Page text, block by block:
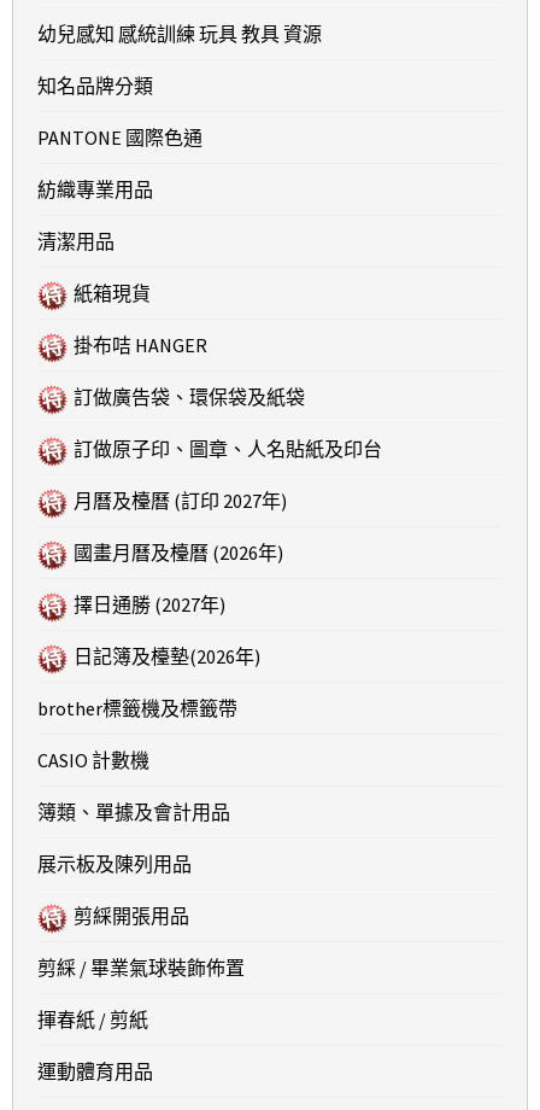
幼兒感知 感統訓練 玩具 教具 資源
知名品牌分類
PANTONE 國際色通
紡織專業用品
清潔用品
紙箱現貨
掛布咭 HANGER
訂做廣告袋、環保袋及紙袋
訂做原子印、圖章、人名貼紙及印台
月曆及檯曆 (訂印 2027年)
國畫月曆及檯曆 (2026年)
擇日通勝 (2027年)
日記簿及檯墊(2026年)
brother標籤機及標籤帶
CASIO 計數機
簿類、單據及會計用品
展示板及陳列用品
剪綵開張用品
剪綵 / 畢業氣球裝飾佈置
揮春紙 / 剪紙
運動體育用品